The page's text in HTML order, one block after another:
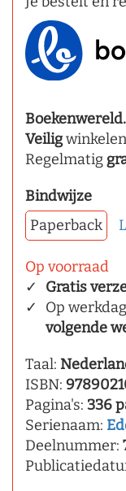
Veilig
Regelmatig
Bindwijze
Paperback
Op voorraad
Gratis
Op
volgende
Taal:
ISBN:
Pagina's: 336
Serienaam:
Deelnummer: